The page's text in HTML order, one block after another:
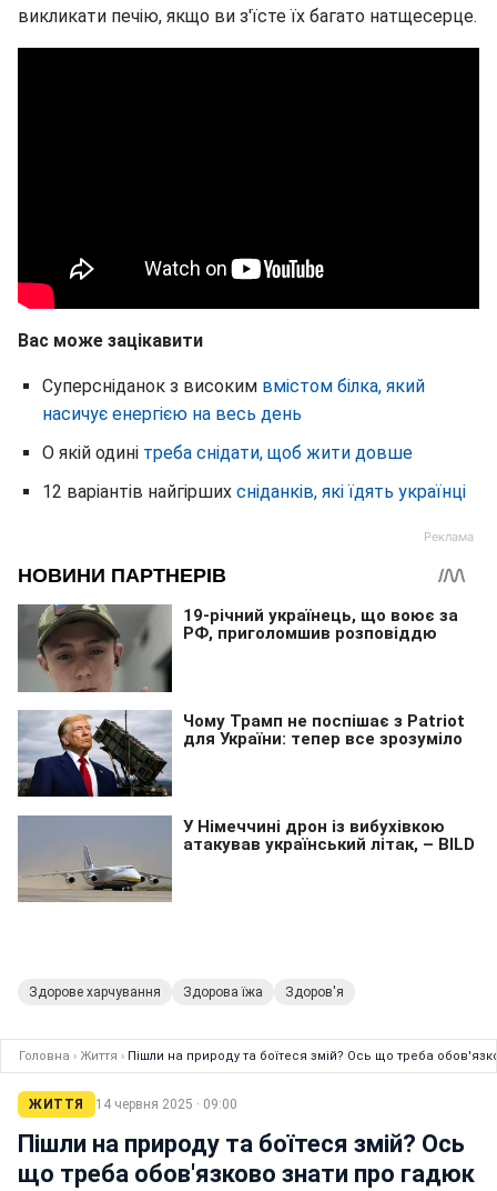
викликати печію, якщо ви з'їсте їх багато натщесерце.
Вас може зацікавити
Суперсніданок з високим вмістом білка, який
насичує енергією на весь день
О якій одині треба снідати, щоб жити довше
12 варіантів найгірших сніданків, які їдять українці
Здорове харчування Здорова їжа Здоров'я
Головна › Життя › Пішли на природу та боїтеся змій? Ось що треба
ЖИТТЯ 14 червня 2025 · 09:00
Пішли на природу та боїтеся змій? Ось
що треба обов'язково знати про гадюк